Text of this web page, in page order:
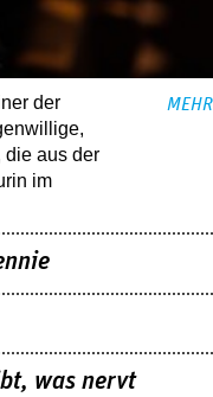
der
die aus der
im
MEHR
was nervt